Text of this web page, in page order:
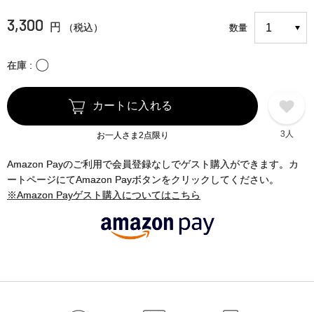
3,300 円 （税込） 数量
在庫 〇
カートに入れる
お一人さま2点限り 3人
Amazon Payのご利用で会員登録なしでゲスト購入ができます。カ
ートページにてAmazon Payボタンをクリックしてください。
※Amazon Payゲスト購入についてはこちら